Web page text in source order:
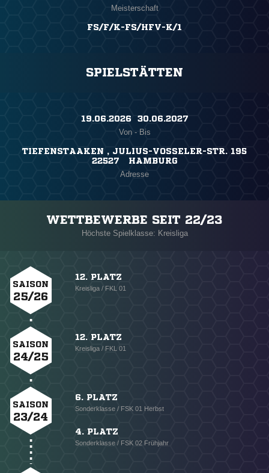
Meisterschaft
FS/F/K-FS/HFV-K/1
SPIELSTÄTTEN
19.06.2026 ​ 30.06.2027
Von - Bis
TIEFENSTAAKEN , JULIUS-VOSSELER-STR. 195
22527 HAMBURG
Adresse
WETTBEWERBE SEIT 22/23
Höchste Spielklasse: Kreisliga
SAISON
25/26
12. PLATZ
Kreisliga / FKL 01
SAISON
24/25
12. PLATZ
Kreisliga / FKL 01
SAISON
23/24
6. PLATZ
Sonderklasse / FSK 01 Herbst
4. PLATZ
Sonderklasse / FSK 02 Frühjahr